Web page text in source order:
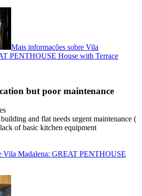
Mais informações sobre Vila
PENTHOUSE House with Terrace
but poor maintenance
and flat needs urgent maintenance (
of basic kitchen equipment
Vila Madalena: GREAT PENTHOUSE